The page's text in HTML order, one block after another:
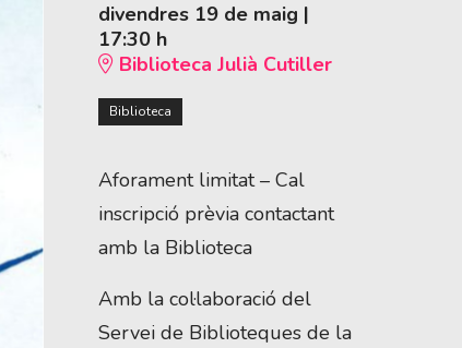
divendres 19 de maig |
17:30 h
Biblioteca Julià Cutiller
Biblioteca
Aforament limitat – Cal
inscripció prèvia contactant
amb la Biblioteca
Amb la col·laboració del
Servei de Biblioteques de la